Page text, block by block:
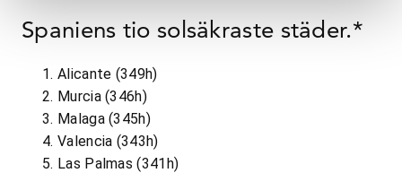
Spaniens tio solsäkraste städer.*
Alicante (349h)
Murcia (346h)
Malaga (345h)
Valencia (343h)
Las Palmas (341h)